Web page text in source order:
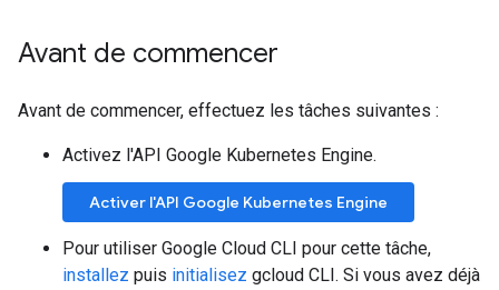
Avant de commencer
Avant de commencer, effectuez les tâches suivantes :
Activez l'API Google Kubernetes Engine.
Activer l'API Google Kubernetes Engine
Pour utiliser Google Cloud CLI pour cette tâche,
installez puis initialisez gcloud CLI. Si vous avez déjà